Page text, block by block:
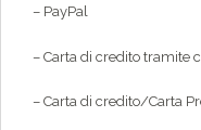
– PayPal
– Carta di credito tramite
– Carta di credito/Carta